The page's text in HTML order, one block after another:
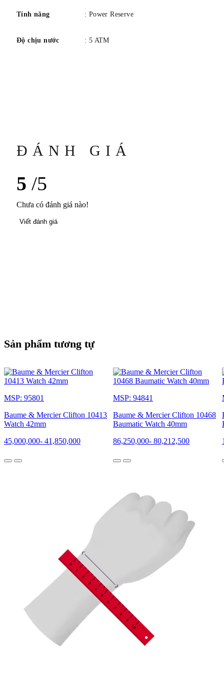
Tính năng : Power Reserve
Độ chịu nước : 5 ATM
ĐÁNH GIÁ
5 /5
Chưa có đánh giá nào!
Viết đánh giá
Sản phẩm tương tự
MSP: 95801
Baume & Mercier Clifton 10413
Watch 42mm
45,000,000- 41,850,000
MSP: 94841
Baume & Mercier Clifton 10468
Baumatic Watch 40mm
86,250,000- 80,212,500